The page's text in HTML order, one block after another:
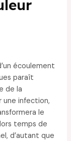
écoulement
paraît
de la
une infection,
le
temps de
d’autant que